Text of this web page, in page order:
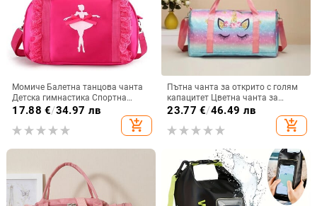
Момиче Балетна танцова чанта
Детска гимнастика Спортна
издръжлива ръчна чанта Йога
Тап Джаз Танцова щампа през
рамо Чанта за танцов костюм
17.88 €/34.97 лв
add_shopping_cart
Пътна чанта за открито с голям
капацитет Цветна чанта за
фитнес с принт на еднорог Чанти
за през рамо за деца и възрастни
Чанта за открито
23.77 €/46.49 лв
add_shopping_cart